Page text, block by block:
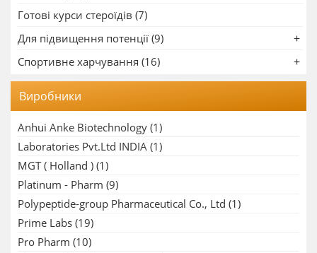
Готові курси стероїдів (7)
Для підвищення потенції (9)
Спортивне харчування (16)
Виробники
Anhui Anke Biotechnology (1)
Laboratories Pvt.Ltd INDIA (1)
MGT ( Holland ) (1)
Platinum - Pharm (9)
Polypeptide-group Pharmaceutical Co., Ltd (1)
Prime Labs (19)
Pro Pharm (10)